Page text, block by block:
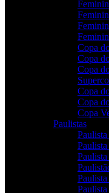
Copa
Copa
Copa
Copa
Copa
Copa
Paulistas
Paulista